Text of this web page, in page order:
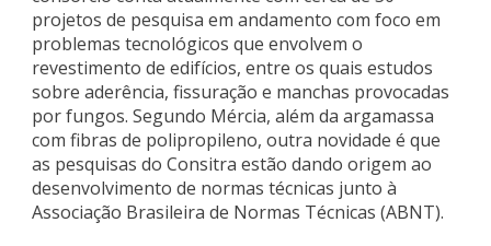
projetos de pesquisa em andamento com foco em
problemas tecnológicos que envolvem o
revestimento de edifícios, entre os quais estudos
sobre aderência, fissuração e manchas provocadas
por fungos. Segundo Mércia, além da argamassa
com fibras de polipropileno, outra novidade é que
as pesquisas do Consitra estão dando origem ao
desenvolvimento de normas técnicas junto à
Associação Brasileira de Normas Técnicas (ABNT).